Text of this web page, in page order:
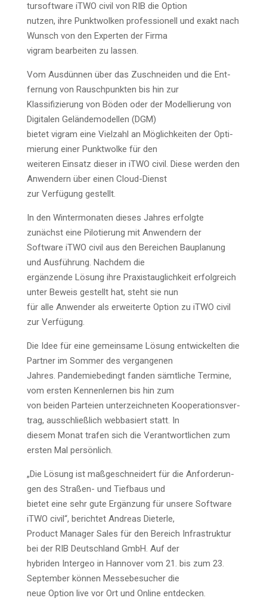
tur­soft­ware iTWO civil von RIB die Option
nut­zen, ihre Punkt­wol­ken pro­fes­sio­nell und exakt nach
Wunsch von den Exper­ten der Firma
vigram bear­bei­ten zu lassen.
Vom Ausdünnen über das Zuschnei­den und die Ent­
fer­nung von Rausch­punk­ten bis hin zur
Klas­si­fi­zie­rung von Böden oder der Model­lie­rung von
Digi­ta­len Gelän­de­mo­del­len (DGM)
bie­tet vigram eine Viel­zahl an Mög­lich­kei­ten der Opti­
mie­rung einer Punkt­wol­ke für den
wei­te­ren Ein­satz die­ser in iTWO civil. Die­se wer­den den
Anwen­dern über einen Cloud-Dienst
zur Verfügung gestellt.
In den Win­ter­mo­na­ten die­ses Jah­res erfolg­te
zunächst eine Pilo­tie­rung mit Anwen­dern der
Soft­ware iTWO civil aus den Berei­chen Bau­pla­nung
und Ausführung. Nach­dem die
ergän­zen­de Lösung ihre Pra­xis­taug­lich­keit erfolg­reich
unter Beweis gestellt hat, steht sie nun
für alle Anwen­der als erwei­ter­te Opti­on zu iTWO civil
zur Verfügung.
Die Idee für eine gemein­sa­me Lösung ent­wi­ckel­ten die
Part­ner im Som­mer des vergangenen
Jah­res. Pan­de­mie­be­dingt fan­den sämt­li­che Ter­mi­ne,
vom ers­ten Ken­nen­ler­nen bis hin zum
von bei­den Par­tei­en unter­zeich­ne­ten Koope­ra­ti­ons­ver­
trag, aus­schließ­lich web­ba­siert statt. In
die­sem Monat tra­fen sich die Ver­ant­wort­li­chen zum
ers­ten Mal persönlich.
„Die Lösung ist maß­ge­schnei­dert für die Anfor­de­run­
gen des Stra­ßen- und Tief­baus und
bie­tet eine sehr gute Ergän­zung für unse­re Soft­ware
iTWO civil“, berich­tet Andre­as Dieterle,
Pro­duct Mana­ger Sales für den Bereich Infra­struk­tur
bei der RIB Deutsch­land GmbH. Auf der
hybri­den Inter­geo in Han­no­ver vom 21. bis zum 23.
Sep­tem­ber kön­nen Mes­se­be­su­cher die
neue Opti­on live vor Ort und Online entdecken.